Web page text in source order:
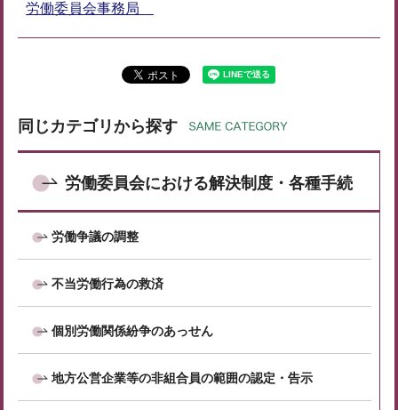
労働委員会事務局
同じカテゴリから探す
労働委員会における解決制度・各種手続
労働争議の調整
不当労働行為の救済
個別労働関係紛争のあっせん
地方公営企業等の非組合員の範囲の認定・告示